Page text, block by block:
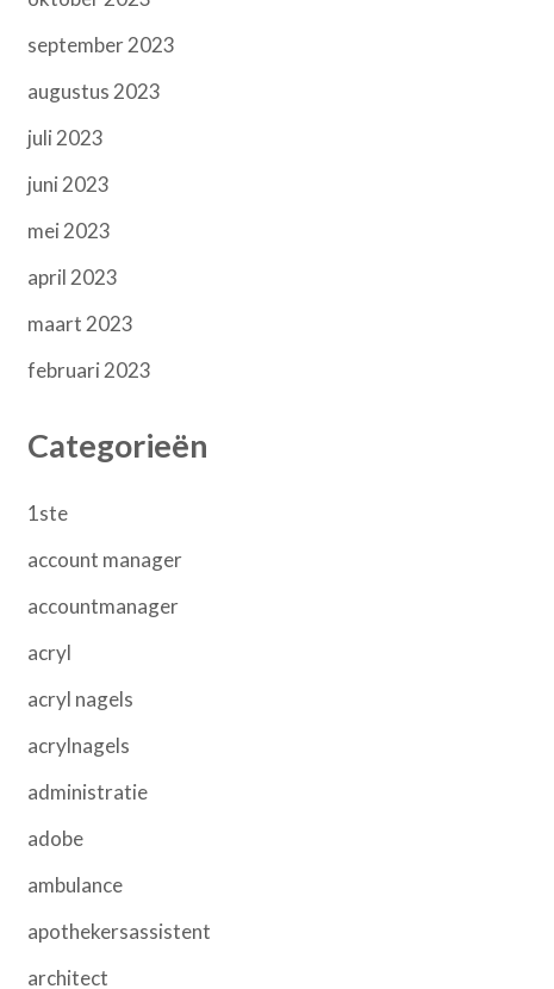
september 2023
augustus 2023
juli 2023
juni 2023
mei 2023
april 2023
maart 2023
februari 2023
Categorieën
1ste
account manager
accountmanager
acryl
acryl nagels
acrylnagels
administratie
adobe
ambulance
apothekersassistent
architect